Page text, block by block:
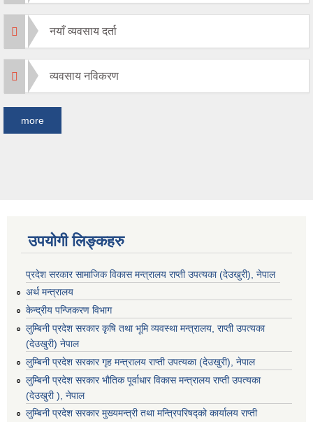
नयाँ व्यवसाय दर्ता
व्यवसाय नविकरण
more
उपयोगी लिङ्कहरु
प्रदेश सरकार सामाजिक विकास मन्‍‍त्रालय राप्ती उपत्यका (देउखुरी), नेपाल
अर्थ मन्त्रालय
केन्द्रीय पन्जिकरण विभाग
लुम्बिनी प्रदेश सरकार कृषि तथा भूमि व्यवस्था मन्त्रालय, राप्ती उपत्यका
(देउखुरी) नेपाल
लुम्बिनी प्रदेश सरकार गृह मन्त्रालय राप्ती उपत्यका (देउखुरी), नेपाल
लुम्बिनी प्रदेश सरकार भौतिक पूर्वाधार विकास मन्त्रालय राप्ती उपत्यका
(देउखुरी ), नेपाल
लुम्बिनी प्रदेश सरकार मुख्यमन्त्री तथा मन्त्रिपरिषद्को कार्यालय राप्ती